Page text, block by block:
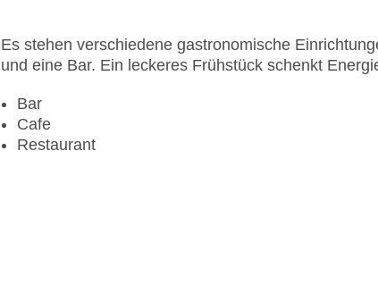
Es stehen verschiedene gastronomische
und eine Bar. Ein leckeres Frühstück schenkt
Bar
Cafe
Restaurant